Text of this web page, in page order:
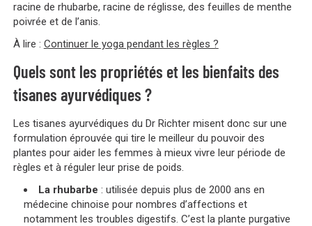
racine de rhubarbe, racine de réglisse, des feuilles de menthe
poivrée et de l’anis.
À lire : Continuer le yoga pendant les règles ?
Quels sont les propriétés et les bienfaits des
tisanes ayurvédiques ?
Les tisanes ayurvédiques du Dr Richter misent donc sur une
formulation éprouvée qui tire le meilleur du pouvoir des
plantes pour aider les femmes à mieux vivre leur période de
règles et à réguler leur prise de poids.
La rhubarbe : utilisée depuis plus de 2000 ans en
médecine chinoise pour nombres d’affections et
notamment les troubles digestifs. C’est la plante purgative